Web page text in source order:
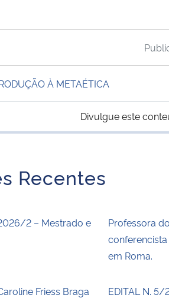
À METAÉTICA
Divulgue este
Recentes
2 – Mestrado e
Professora
conferencista
em Roma.
Friess Braga
EDITAL N. 5/